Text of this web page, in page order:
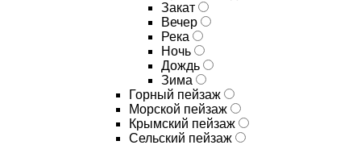
Закат
Вечер
Река
Ночь
Дождь
Зима
Горный пейзаж
Морской пейзаж
Крымский пейзаж
Сельский пейзаж